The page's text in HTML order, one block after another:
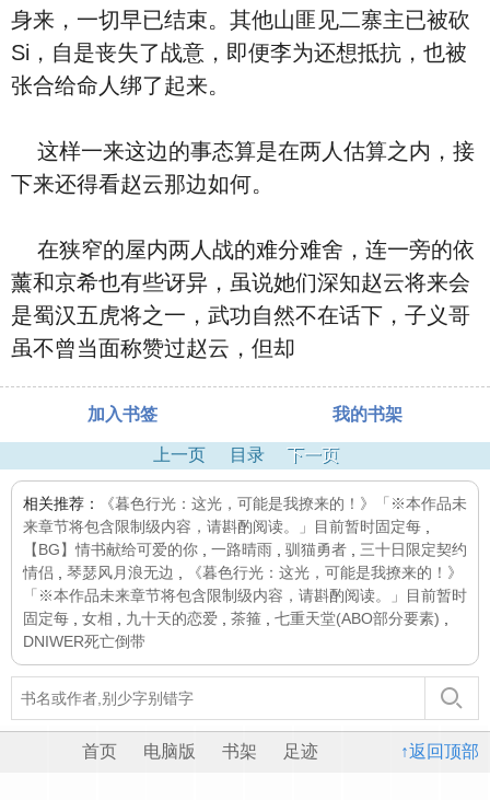
身来，一切早已结束。其他山匪见二寨主已被砍
Si，自是丧失了战意，即便李为还想抵抗，也被
张合给命人绑了起来。
这样一来这边的事态算是在两人估算之内，接
下来还得看赵云那边如何。
在狭窄的屋内两人战的难分难舍，连一旁的依
薰和京希也有些讶异，虽说她们深知赵云将来会
是蜀汉五虎将之一，武功自然不在话下，子义哥
虽不曾当面称赞过赵云，但却
加入书签 我的书架
上一页 目录 下一页
相关推荐：
《暮色行光：这光，可能是我撩来的！》「※本作品未
来章节将包含限制级内容，请斟酌阅读。」目前暂时固定每
【BG】情书献给可爱的你
一路晴雨 驯猫勇者
三十日限定契约
情侣
琴瑟风月浪无边
《暮色行光：这光，可能是我撩来的！》
「※本作品未来章节将包含限制级内容，请斟酌阅读。」目前暂时
固定每
女相 九十天的恋爱 茶箍 七重天堂(ABO部分要素)
DNIWER死亡倒带
↑返回顶部
首页 电脑版 书架 足迹